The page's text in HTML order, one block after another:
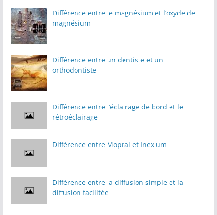
Différence entre le magnésium et l’oxyde de
magnésium
Différence entre un dentiste et un
orthodontiste
Différence entre l’éclairage de bord et le
rétroéclairage
Différence entre Mopral et Inexium
Différence entre la diffusion simple et la
diffusion facilitée